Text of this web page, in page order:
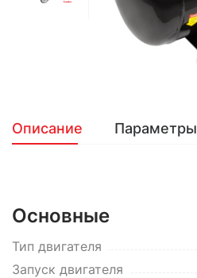
Описание Параметры
Основные
Тип двигателя
Запуск двигателя